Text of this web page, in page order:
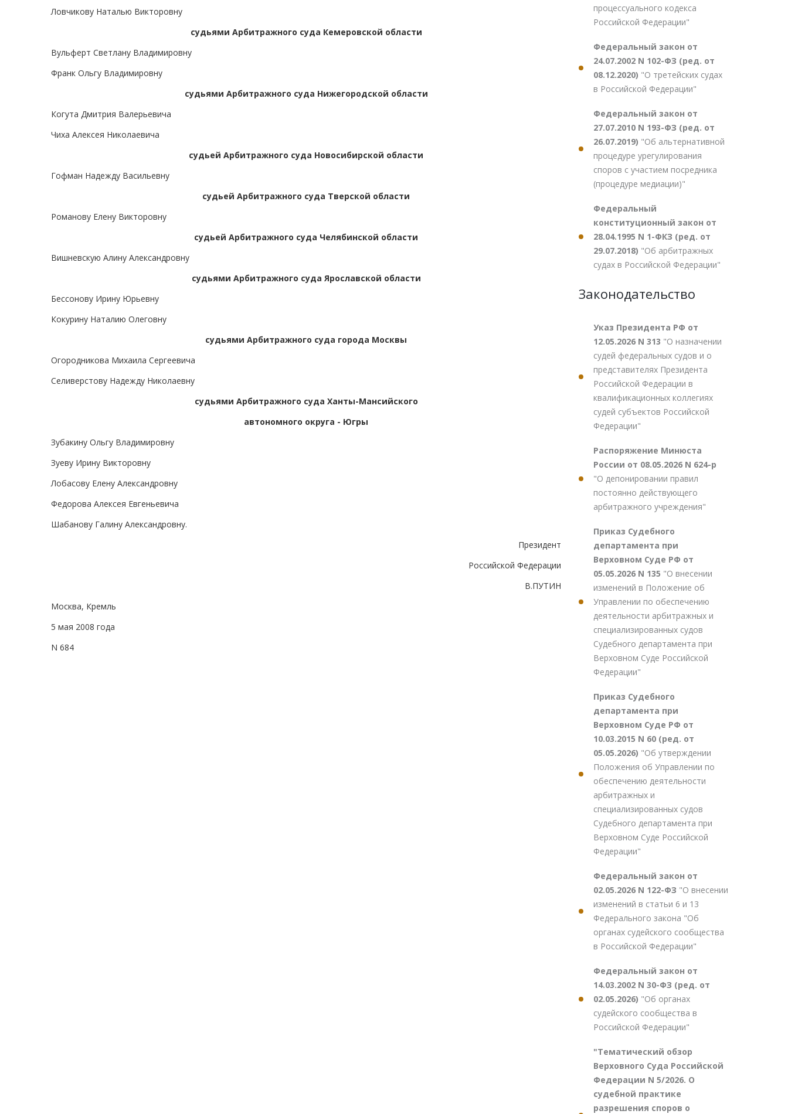
Ловчикову Наталью Викторовну
судьями Арбитражного суда Кемеровской области
Вульферт Светлану Владимировну
Франк Ольгу Владимировну
судьями Арбитражного суда Нижегородской области
Когута Дмитрия Валерьевича
Чиха Алексея Николаевича
судьей Арбитражного суда Новосибирской области
Гофман Надежду Васильевну
судьей Арбитражного суда Тверской области
Романову Елену Викторовну
судьей Арбитражного суда Челябинской области
Вишневскую Алину Александровну
судьями Арбитражного суда Ярославской области
Бессонову Ирину Юрьевну
Кокурину Наталию Олеговну
судьями Арбитражного суда города Москвы
Огородникова Михаила Сергеевича
Селиверстову Надежду Николаевну
судьями Арбитражного суда Ханты-Мансийского
автономного округа - Югры
Зубакину Ольгу Владимировну
Зуеву Ирину Викторовну
Лобасову Елену Александровну
Федорова Алексея Евгеньевича
Шабанову Галину Александровну.
Президент
Российской Федерации
В.ПУТИН
Москва, Кремль
5 мая 2008 года
N 684
процессуального кодекса
Российской Федерации"
Федеральный закон от
24.07.2002 N 102-ФЗ (ред. от
08.12.2020) "О третейских судах
в Российской Федерации"
Федеральный закон от
27.07.2010 N 193-ФЗ (ред. от
26.07.2019) "Об альтернативной
процедуре урегулирования
споров с участием посредника
(процедуре медиации)"
Федеральный
конституционный закон от
28.04.1995 N 1-ФКЗ (ред. от
29.07.2018) "Об арбитражных
судах в Российской Федерации"
Законодательство
Указ Президента РФ от
12.05.2026 N 313 "О назначении
судей федеральных судов и о
представителях Президента
Российской Федерации в
квалификационных коллегиях
судей субъектов Российской
Федерации"
Распоряжение Минюста
России от 08.05.2026 N 624-р
"О депонировании правил
постоянно действующего
арбитражного учреждения"
Приказ Судебного
департамента при
Верховном Суде РФ от
05.05.2026 N 135 "О внесении
изменений в Положение об
Управлении по обеспечению
деятельности арбитражных и
специализированных судов
Судебного департамента при
Верховном Суде Российской
Федерации"
Приказ Судебного
департамента при
Верховном Суде РФ от
10.03.2015 N 60 (ред. от
05.05.2026) "Об утверждении
Положения об Управлении по
обеспечению деятельности
арбитражных и
специализированных судов
Судебного департамента при
Верховном Суде Российской
Федерации"
Федеральный закон от
02.05.2026 N 122-ФЗ "О внесении
изменений в статьи 6 и 13
Федерального закона "Об
органах судейского сообщества
в Российской Федерации"
Федеральный закон от
14.03.2002 N 30-ФЗ (ред. от
02.05.2026) "Об органах
судейского сообщества в
Российской Федерации"
"Тематический обзор
Верховного Суда Российской
Федерации N 5/2026. О
судебной практике
разрешения споров о